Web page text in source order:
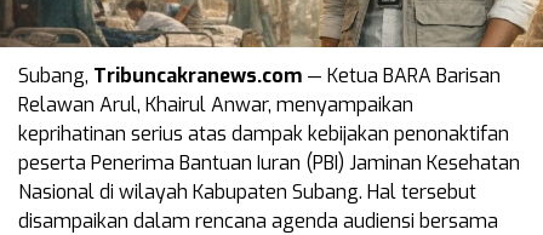
Subang, Tribuncakranews.com — Ketua BARA Barisan
Relawan Arul, Khairul Anwar, menyampaikan
keprihatinan serius atas dampak kebijakan penonaktifan
peserta Penerima Bantuan Iuran (PBI) Jaminan Kesehatan
Nasional di wilayah Kabupaten Subang. Hal tersebut
disampaikan dalam rencana agenda audiensi bersama